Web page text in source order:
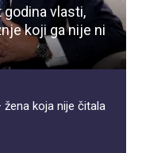
godina vlasti,
koji ga nije ni
žena koja nije čitala